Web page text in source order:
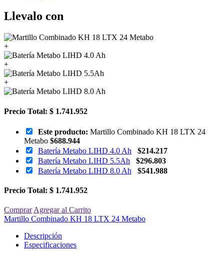
Llevalo con
+
+
+
Precio Total: $ 1.741.952
Este producto: Martillo Combinado KH 18 LTX 24
Metabo $688.944
Batería Metabo LIHD 4.0 Ah
$214.217
Batería Metabo LIHD 5.5Ah
$296.803
Batería Metabo LIHD 8.0 Ah
$541.988
Precio Total: $ 1.741.952
Comprar Agregar al Carrito
Martillo Combinado KH 18 LTX 24 Metabo
Descripción
Especificaciones